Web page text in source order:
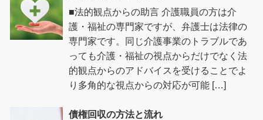
■法的観点からの助言 介護職員の方は介
護・福祉の専門家ですが、弁護士は法律の
専門家です。同じ介護事業のトラブルであ
っても介護・福祉の視点からだけでなく法
的観点からのアドバイスを受けることでよ
り多角的な視点からの対応が可能 […]
債権回収の方法と流れ